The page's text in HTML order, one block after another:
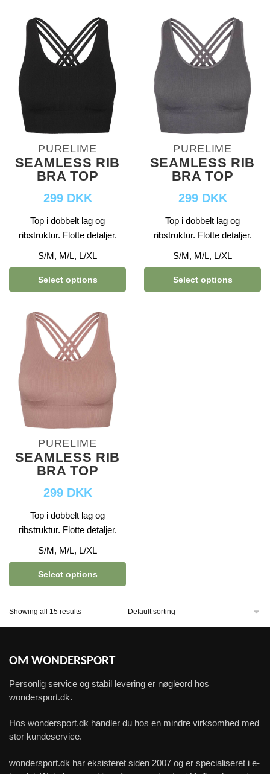
PURELIME
SEAMLESS RIB
BRA TOP
299 DKK
Top i dobbelt lag og
ribstruktur. Flotte detaljer.
S/M, M/L, L/XL
Select options
PURELIME
SEAMLESS RIB
BRA TOP
299 DKK
Top i dobbelt lag og
ribstruktur. Flotte detaljer.
S/M, M/L, L/XL
Select options
PURELIME
SEAMLESS RIB
BRA TOP
299 DKK
Top i dobbelt lag og
ribstruktur. Flotte detaljer.
S/M, M/L, L/XL
Select options
Showing all 15 results
OM WONDERSPORT
Personlig service og stabil levering er nøgleord hos
wondersport.dk.
Hos wondersport.dk handler du hos en mindre virksomhed med
stor kundeservice.
wondersport.dk har eksisteret siden 2007 og er specialiseret i e-